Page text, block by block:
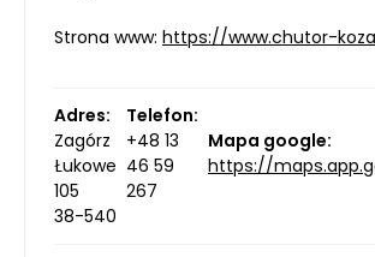
Strona www: https://www.chutor-
Adres:
Zagórz
Łukowe
105
38-540
Telefon:
+48 13
46 59
267
Mapa google:
https://